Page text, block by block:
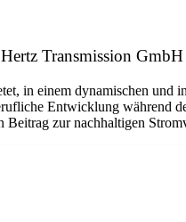
Transmission GmbH
in einem dynamischen
Entwicklung während
zur nachhaltigen